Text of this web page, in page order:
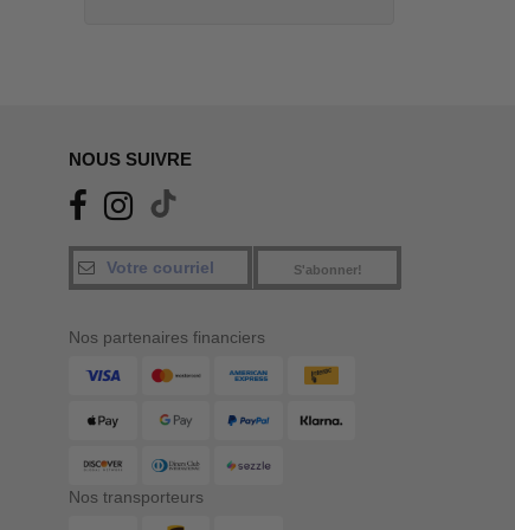
NOUS SUIVRE
S'abonner!
Nos partenaires financiers
Nos transporteurs